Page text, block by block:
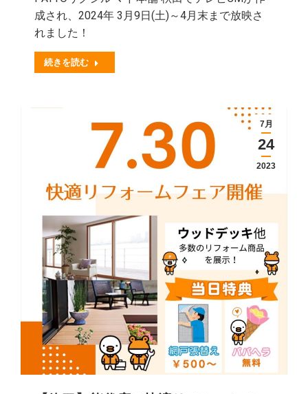
成され、2024年 3月9日(土)～4月末まで放映さ
れました！
続きを読む
7月
24
2023